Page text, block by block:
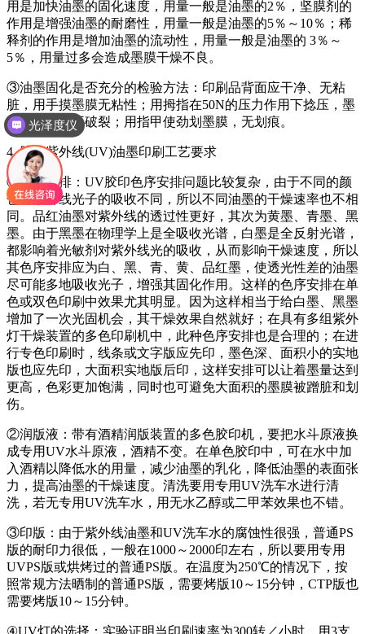
用是加快油墨的固化速度，用量一般是油墨的2％，坚膜剂的
作用是增强油墨的耐磨性，用量一般是油墨的5％～10％；稀
释剂的作用是增加油墨的流动性，用量一般是油墨的 3％～
5％，用量过多会造成墨膜干燥不良。
③油墨固化是否充分的检验方法：印刷品背面应干净、无粘
脏，用手摸墨膜无粘性；用拇指在50N的压力作用下捻压，墨
膜无压痕、不破裂；用指甲使劲划墨膜，无划痕。
4. 胶印紫外线(UV)油墨印刷工艺要求
①色序安排：UV胶印色序安排问题比较复杂，由于不同的颜
色对紫外线光子的吸收不同，所以不同油墨的干燥速率也不相
同。品红油墨对紫外线的透过性更好，其次为黄墨、青墨、黑
墨。由于黑墨在物理学上是全吸收光谱，白墨是全反射光谱，
都影响着光敏剂对紫外线光的吸收，从而影响干燥速度，所以
其色序安排应为白、黑、青、黄、品红墨，使透光性差的油墨
尽可能多地吸收光子，增强其固化作用。这样的色序安排在单
色或双色印刷中效果尤其明显。因为这样相当于给白墨、黑墨
增加了一次光固机会，其干燥效果自然就好；在具有多组紫外
灯干燥装置的多色印刷机中，此种色序安排也是合理的；在进
行专色印刷时，线条或文字版应先印，墨色深、面积小的实地
版也应先印，大面积实地版后印，这样安排可以让着墨量达到
更高，色彩更加饱满，同时也可避免大面积的墨膜被蹭脏和划
伤。
②润版液：带有酒精润版装置的多色胶印机，要把水斗原液换
成专用UV水斗原液，酒精不变。在单色胶印中，可在水中加
入酒精以降低水的用量，减少油墨的乳化，降低油墨的表面张
力，提高油墨的干燥速度。清洗要用专用UV洗车水进行清
洗，若无专用UV洗车水，用无水乙醇或二甲苯效果也不错。
③印版：由于紫外线油墨和UV洗车水的腐蚀性很强，普通PS
版的耐印力很低，一般在1000～2000印左右，所以要用专用
UVPS版或烘烤过的普通PS版。在温度为250℃的情况下，按
照常规方法晒制的普通PS版，需要烤版10～15分钟，CTP版也
需要烤版10～15分钟。
光泽度仪